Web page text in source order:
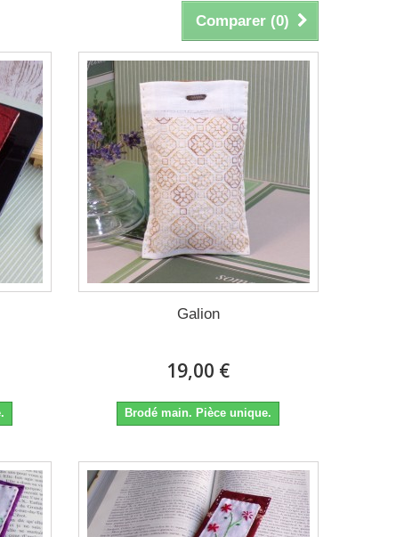
Comparer (0)
Galion
19,00 €
Brodé main. Pièce unique.